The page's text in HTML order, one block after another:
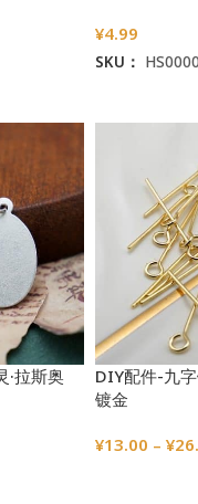
¥4.99
SKU：
·拉斯奥
DIY配件-九
镀金
¥13.00 – ¥